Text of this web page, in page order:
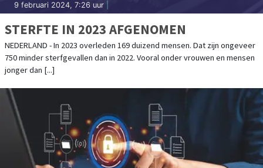
9 februari 2024, 7:26 uur
STERFTE IN 2023 AFGENOMEN
NEDERLAND - In 2023 overleden 169 duizend mensen. Dat zijn ongeveer
750 minder sterfgevallen dan in 2022. Vooral onder vrouwen en mensen
jonger dan [...]